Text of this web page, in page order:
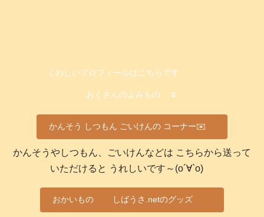
くわしいプロフィールはこちらです
おくさんのよみもの 🌷
かんそう しつもん ごいけんの コーナー✉️
かんそうやしつもん、ごいけんなどは こちらから送って
いただけると うれしいです～(о´∀`о)
おかいもの しばうさ.netのグッズ